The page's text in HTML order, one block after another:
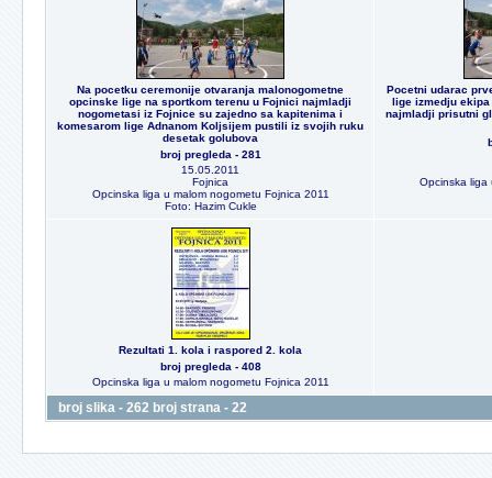
Na pocetku ceremonije otvaranja malonogometne
opcinske lige na sportkom terenu u Fojnici najmladji
nogometasi iz Fojnice su zajedno sa kapitenima i
komesarom lige Adnanom Koljsijem pustili iz svojih ruku
desetak golubova
broj pregleda - 281
15.05.2011
Fojnica
Opcinska liga u malom nogometu Fojnica 2011
Foto: Hazim Cukle
Pocetni udarac
lige izmedju
najmladji prisutni
Opcinska liga
Rezultati 1. kola i raspored 2. kola
broj pregleda - 408
Opcinska liga u malom nogometu Fojnica 2011
broj slika - 262 broj strana - 22